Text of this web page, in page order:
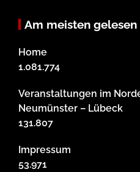
Am meisten gelesen
Home
1.081.774
Veranstaltungen im
Neumünster – Lübeck
131.807
Impressum
53.971